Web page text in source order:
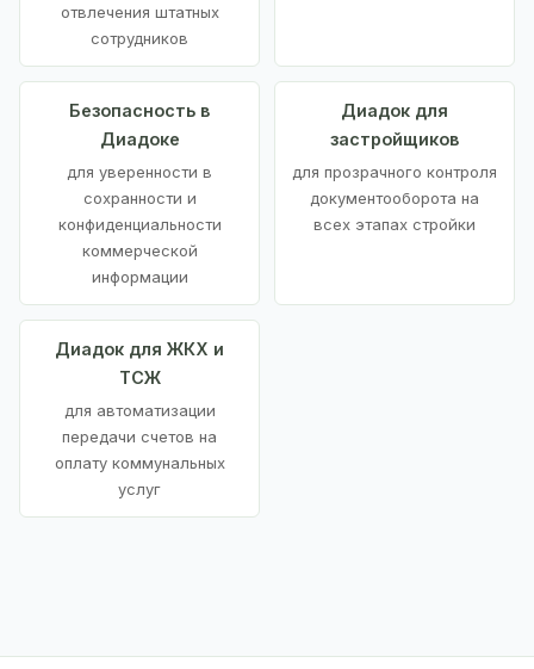
отвлечения штатных
сотрудников
Безопасность в
Диадоке
для уверенности в
сохранности и
конфиденциальности
коммерческой
информации
Диадок для
застройщиков
для прозрачного контроля
документооборота на
всех этапах стройки
Диадок для ЖКХ и
ТСЖ
для автоматизации
передачи счетов на
оплату коммунальных
услуг